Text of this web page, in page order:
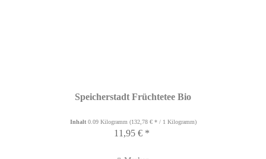
Speicherstadt Früchtetee Bio
Inhalt 0.09 Kilogramm (132,78 € * / 1 Kilogramm)
11,95 € *